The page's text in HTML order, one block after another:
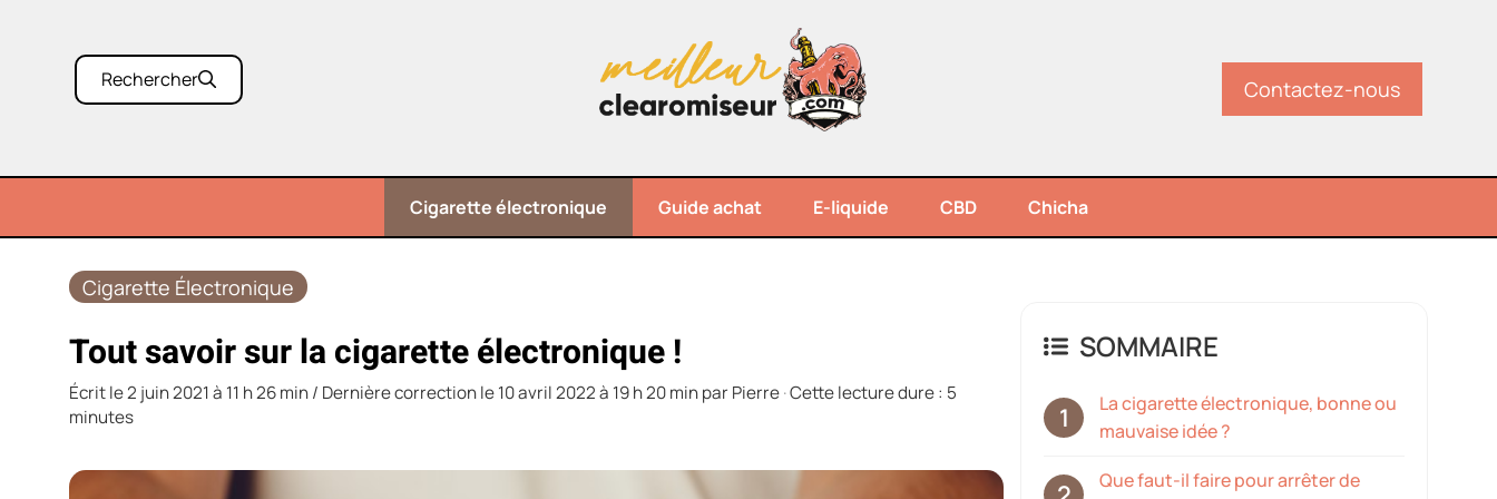
Rechercher Contactez-nous
Cigarette électronique Guide achat E-liquide CBD Chicha
Cigarette Électronique
Tout savoir sur la cigarette électronique !
Écrit le2 juin 2021 à 11 h 26 min/ Dernière correction le 10 avril 2022 à 19 h 20 minpar Pierre·Cette lecture dure : 5
minutes
SOMMAIRE
La cigarette électronique, bonne ou
mauvaise idée ?
Que faut-il faire pour arrêter de